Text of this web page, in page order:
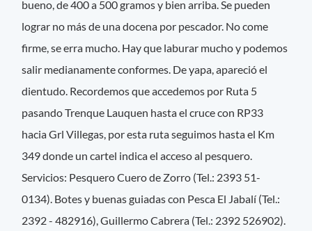
bueno, de 400 a 500 gramos y bien arriba. Se pueden
lograr no más de una docena por pescador. No come
firme, se erra mucho. Hay que laburar mucho y podemos
salir medianamente conformes. De yapa, apareció el
dientudo. Recordemos que accedemos por Ruta 5
pasando Trenque Lauquen hasta el cruce con RP33
hacia Grl Villegas, por esta ruta seguimos hasta el Km
349 donde un cartel indica el acceso al pesquero.
Servicios: Pesquero Cuero de Zorro (Tel.: 2393 51-
0134). Botes y buenas guiadas con Pesca El Jabalí (Tel.:
2392 - 482916), Guillermo Cabrera (Tel.: 2392 526902).